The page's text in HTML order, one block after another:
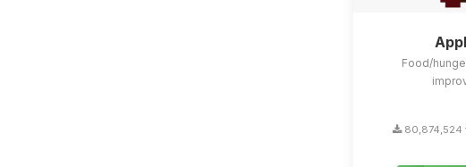
Food/
80,874,524